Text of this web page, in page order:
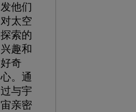
发他们
对太空
探索的
兴趣和
好奇
心。通
过与宇
宙亲密